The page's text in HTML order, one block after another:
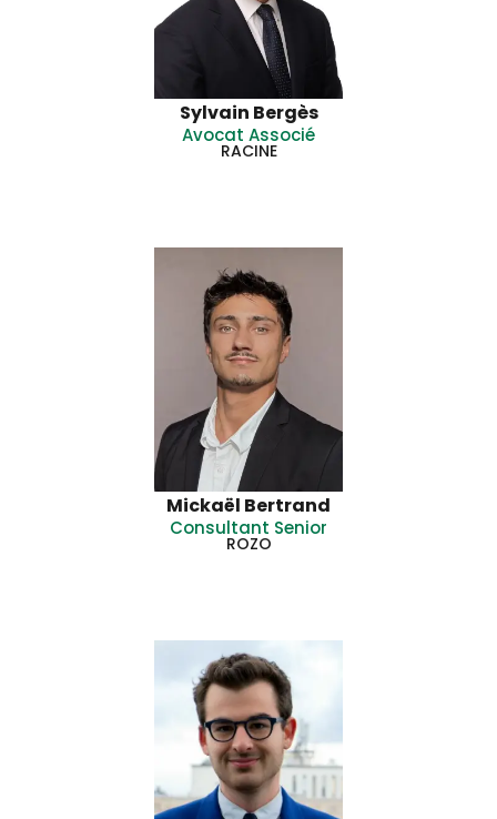
Sylvain Bergès
Avocat Associé
RACINE
Mickaël Bertrand
Consultant Senior
ROZO